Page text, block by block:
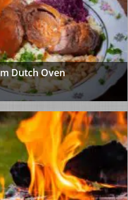
Dutch Oven